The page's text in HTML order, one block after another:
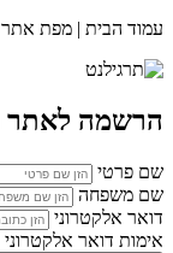
עמוד הבית | מפת אתר
הרשמה לאתר
שם פרטי
שם משפחה
דואר אלקטרוני
אימות דואר אלקטרוני